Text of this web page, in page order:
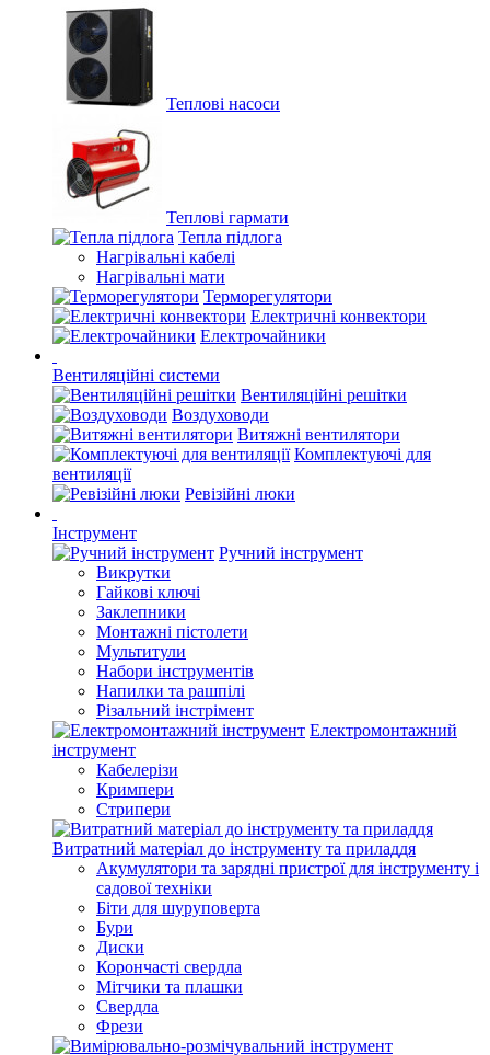
Теплові насоси
Теплові гармати
Тепла підлога
Нагрівальні кабелі
Нагрівальні мати
Терморегулятори
Електричні конвектори
Електрочайники
Вентиляційні системи
Вентиляційні решітки
Воздуховоди
Витяжні вентилятори
Комплектуючі для
вентиляції
Ревізійні люки
Інструмент
Ручний інструмент
Викрутки
Гайкові ключі
Заклепники
Монтажні пістолети
Мультитули
Набори інструментів
Напилки та рашпілі
Різальний інстрімент
Електромонтажний
інструмент
Кабелерізи
Кримпери
Стрипери
Витратний матеріал до інструменту та приладдя
Акумулятори та зарядні пристрої для інструменту і
садової техніки
Біти для шуруповерта
Бури
Диски
Корончасті свердла
Мітчики та плашки
Свердла
Фрези